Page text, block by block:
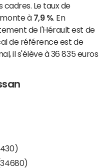
cadres. Le taux de
à 7,9 %. En
de l'Hérault est de
de référence est de
il s'élève à 36 835 euros